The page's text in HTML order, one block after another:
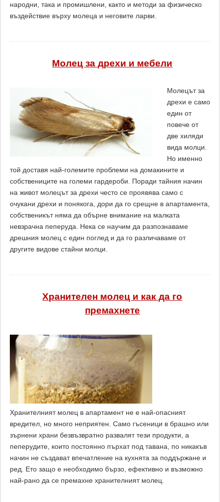
народни, така и промишлени, както и методи за физическо
въздействие върху молеца и неговите ларви.
Молец за дрехи и мебели
Молецът за
дрехи е само
един от
повече от
две хиляди
вида молци.
Но именно
той доставя най-големите проблеми на домакините и
собствениците на големи гардероби. Поради тайния начин
на живот молецът за дрехи често се проявява само с
очукани дрехи и понякога, дори да го срещне в апартамента,
собственикът няма да обърне внимание на малката
невзрачна пеперуда. Нека се научим да разпознаваме
дрешния молец с един поглед и да го различаваме от
другите видове стайни молци.
Хранителен молец и как да го
премахнете
Хранителният молец в апартамент не е най-опасният
вредител, но много неприятен. Само гъсеници в брашно или
зърнени храни безвъзвратно развалят тези продукти, а
пеперудите, които постоянно пърхат под тавана, по никакъв
начин не създават впечатление на кухнята за поддържане и
ред. Ето защо е необходимо бързо, ефективно и възможно
най-рано да се премахне хранителният молец.